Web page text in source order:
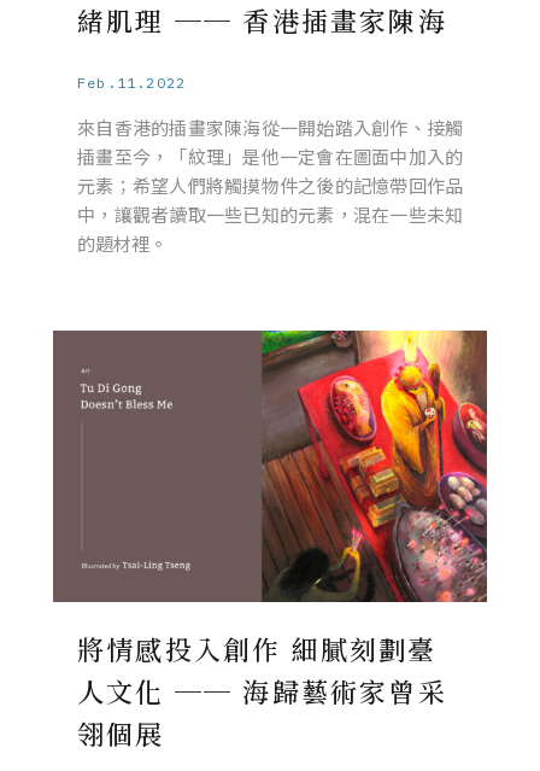
緒肌理 ── 香港插畫家陳海
Feb.11.2022
來自香港的插畫家陳海從一開始踏入創作、接觸
插畫至今，「紋理」是他一定會在圖面中加入的
元素；希望人們將觸摸物件之後的記憶帶回作品
中，讓觀者讀取一些已知的元素，混在一些未知
的題材裡。
將情感投入創作 細膩刻劃臺
人文化 ── 海歸藝術家曾采
翎個展